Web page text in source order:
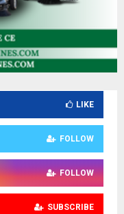
LIKE
FOLLOW
FOLLOW
SUBSCRIBE